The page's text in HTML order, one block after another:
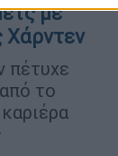
με
Χάρντεν
πέτυχε
το